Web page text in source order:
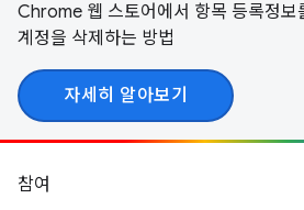
Chrome 웹 스토어에서 항목 등록정보
계정을 삭제하는 방법
자세히 알아보기
참여